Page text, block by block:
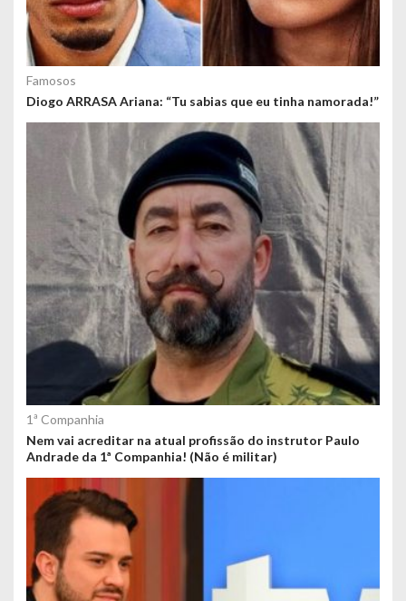
Famosos
Diogo ARRASA Ariana: “Tu sabias que eu tinha namorada!”
1ª Companhia
Nem vai acreditar na atual profissão do instrutor Paulo
Andrade da 1ª Companhia! (Não é militar)